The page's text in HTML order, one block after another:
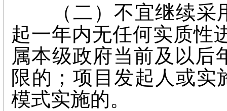
（二）不宜继续采用
起一年内无任何实质性
属本级政府当前及以后
限的；项目发起人或实
模式实施的。